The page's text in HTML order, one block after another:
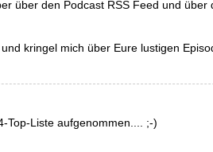
über den Podcast RSS Feed und
kringel mich über Eure lustigen
Top-Liste aufgenommen.... ;-)